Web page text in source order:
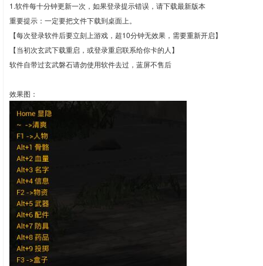
1.软件每十分钟更新一次，如果登录提示错误，请下载最新版本
重要提示：一定要把文件下载到桌面上。
【每次登录软件后要立刻上游戏，超10分钟无效果，需要重新开启】
【当初次玄武下载重启，或登录重启联系给你卡的人】
软件自带过玄武磐石请勿使用软件去过，蓝屏不售后
效果图：